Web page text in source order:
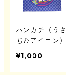
ハンカチ（うさ
ちむアイコン）
¥1,000